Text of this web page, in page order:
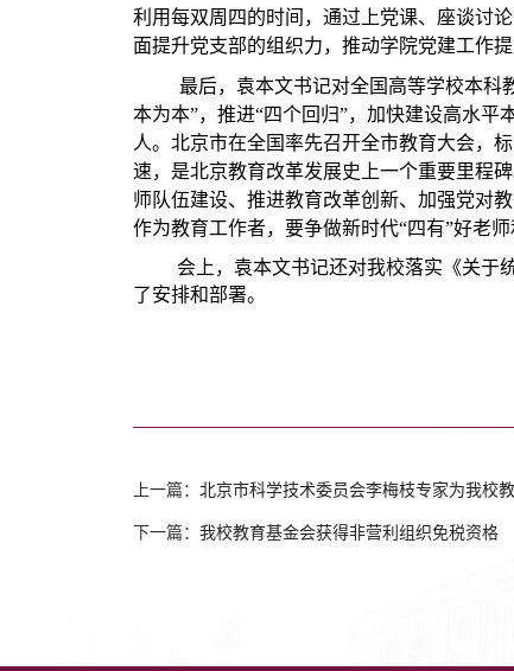
利用每双周四的时间，通过上党课、座谈讨
面提升党支部的组织力，推动学院党建工作
最后，袁本文书记对全国高等学校本科
本为本”，推进“四个回归”，加快建设高水
人。北京市在全国率先召开全市教育大会，
速，是北京教育改革发展史上一个重要里程
师队伍建设、推进教育改革创新、加强党对
作为教育工作者，要争做新时代“四有”好老师
会上，袁本文书记还对我校落实《关于
了安排和部署。
上一篇： 北京市科学技术委员会李梅枝专家为我校
下一篇： 我校教育基金会获得非营利组织免税资格